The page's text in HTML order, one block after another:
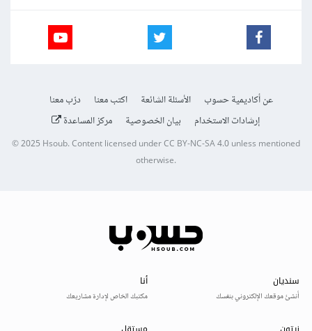
عن أكاديمية حسوب الأسئلة الشائعة اكتب معنا
درّب معنا
إرشادات الاستخدام
بيان الخصوصية مركز المساعدة
© 2025Hsoub.Content licensed underCC BY-NC-SA 4.0unless mentioned
otherwise.